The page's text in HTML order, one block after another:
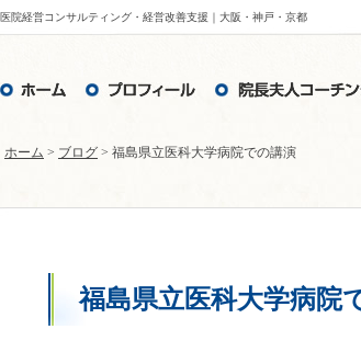
医院経営コンサルティング・経営改善支援｜大阪・神戸・京都
ホーム > ブログ > 福島県立医科大学病院での講演
福島県立医科大学病院